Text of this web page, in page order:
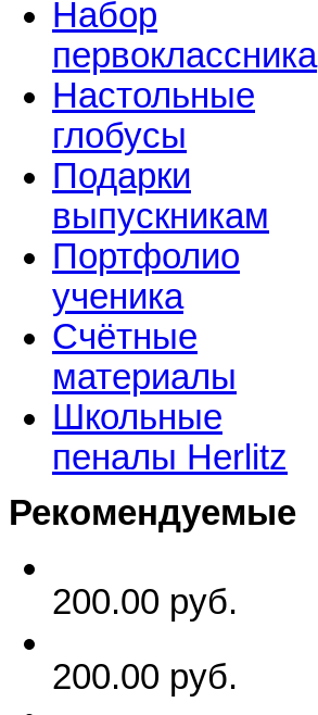
Набор
первоклассника
Настольные
глобусы
Подарки
выпускникам
Портфолио
ученика
Счётные
материалы
Школьные
пеналы Herlitz
Рекомендуемые
200.00 руб.
200.00 руб.